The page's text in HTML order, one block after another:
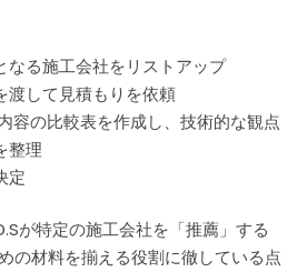
なる施工会社をリストアップ
渡して見積もりを依頼
容の比較表を作成し、技術的な観点
整理
定
が特定の施工会社を「推薦」する
の材料を揃える役割に徹している点